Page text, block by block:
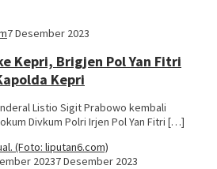
7 Desember 2023
Kepri, Brigjen Pol Yan Fitri
Kepri
Listio Sigit Prabowo kembali
Divkum Polri Irjen Pol Yan Fitri […]
20237 Desember 2023